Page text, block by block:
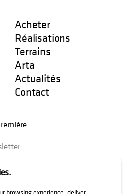
Acheter
Réalisations
Terrains
Arta
Actualités
Contact
mon email soient enregistrées